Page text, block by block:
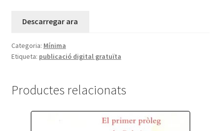
Descarregar ara
Categoria: Mínima
Etiqueta: publicació digital gratuïta
Productes relacionats